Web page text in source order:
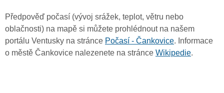
Předpověď počasí (vývoj srážek, teplot, větru nebo
oblačnosti) na mapě si můžete prohlédnout na našem
portálu Ventusky na stránce Počasí - Čankovice. Informace
o městě Čankovice nalezenete na stránce Wikipedie.